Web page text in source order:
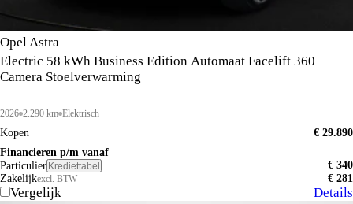
Opel Astra
Electric 58 kWh Business Edition Automaat Facelift 360
Camera Stoelverwarming
2026 2.290 km Elektrisch
Kopen
€ 29.890
Financieren p/m vanaf
Particulier Krediettabel
€ 340
Zakelijkexcl. BTW € 281
Vergelijk Details